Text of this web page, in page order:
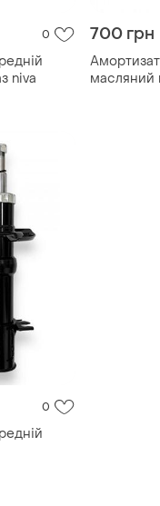
0
niva
700 грн
масляний
0